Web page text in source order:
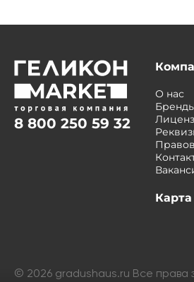
8 800 250 59 32
О нас
Карта
© 2026 gradushaus.ru Все права